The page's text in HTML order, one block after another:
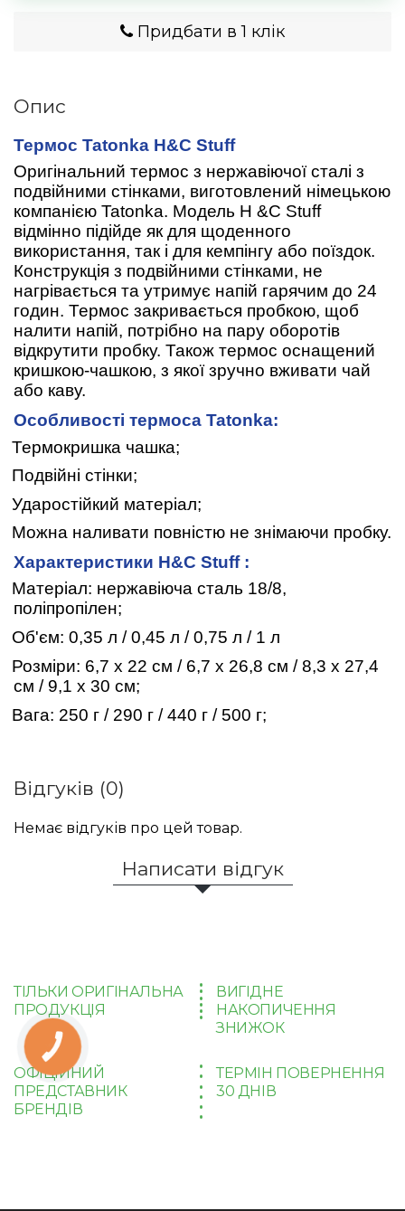
Придбати в 1 клік
Опис
Термос Tatonka H&C Stuff
Оригінальний термос з нержавіючої сталі з
подвійними стінками, виготовлений німецькою
компанією Tatonka. Модель H &C Stuff
відмінно підійде як для щоденного
використання, так і для кемпінгу або поїздок.
Конструкція з подвійними стінками, не
нагрівається та утримує напій гарячим до 24
годин. Термос закривається пробкою, щоб
налити напій, потрібно на пару оборотів
відкрутити пробку. Також термос оснащений
кришкою-чашкою, з якої зручно вживати чай
або каву.
Особливості термоса Tatonka:
Термокришка чашка;
Подвійні стінки;
Ударостійкий матеріал;
Можна наливати повністю не знімаючи пробку.
Характеристики H&C Stuff :
Матеріал: нержавіюча сталь 18/8,
поліпропілен;
Об'єм: 0,35 л / 0,45 л / 0,75 л / 1 л
Розміри: 6,7 х 22 см / 6,7 х 26,8 см / 8,3 х 27,4
см / 9,1 х 30 см;
Вага: 250 г / 290 г / 440 г / 500 г;
Відгуків (0)
Немає відгуків про цей товар.
Написати відгук
ТІЛЬКИ ОРИГІНАЛЬНА
ПРОДУКЦІЯ
ВИГІДНЕ
НАКОПИЧЕННЯ
ЗНИЖОК
ОФІЦІЙНИЙ
ПРЕДСТАВНИК
БРЕНДІВ
ТЕРМІН ПОВЕРНЕННЯ
30 ДНІВ
КНОПКА
ЗВ'ЯЗКУ